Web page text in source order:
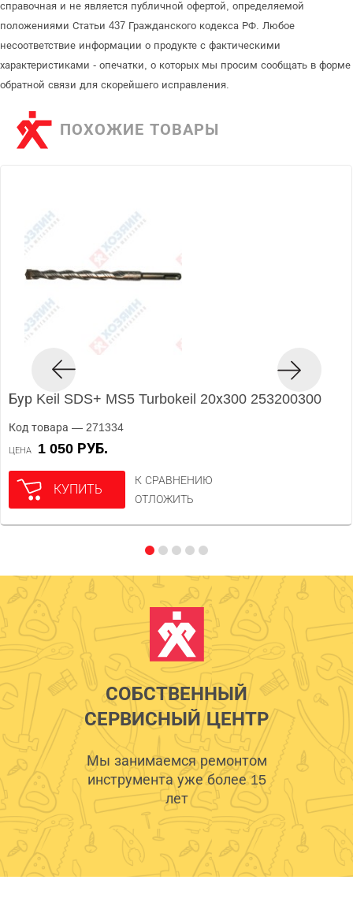
справочная и не является публичной офертой, определяемой
положениями Статьи 437 Гражданского кодекса РФ. Любое
несоответствие информации о продукте с фактическими
характеристиками - опечатки, о которых мы просим сообщать в форме
обратной связи для скорейшего исправления.
ПОХОЖИЕ ТОВАРЫ
Бур Keil SDS+ MS5 Turbokeil 20х300 253200300
Код товара — 271334
ЦЕНА 1 050 РУБ.
КУПИТЬ
К СРАВНЕНИЮ
ОТЛОЖИТЬ
СОБСТВЕННЫЙ
СЕРВИСНЫЙ ЦЕНТР
Мы занимаемся ремонтом
инструмента уже более 15
лет